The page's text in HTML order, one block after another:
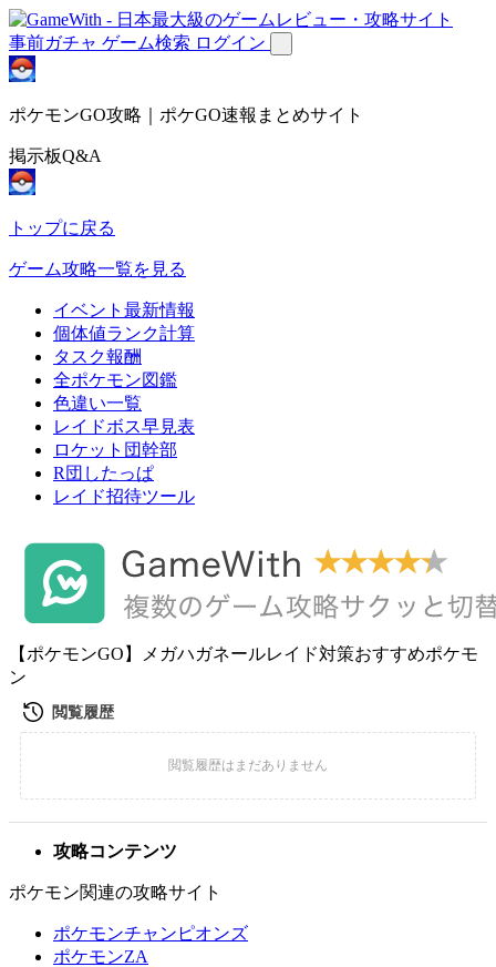
事前ガチャ ゲーム検索 ログイン
ポケモンGO攻略｜ポケGO速報まとめサイト
掲示板Q&A
トップに戻る
ゲーム攻略一覧を見る
イベント最新情報
個体値ランク計算
タスク報酬
全ポケモン図鑑
色違い一覧
レイドボス早見表
ロケット団幹部
R団したっぱ
レイド招待ツール
【ポケモンGO】メガハガネールレイド対策おすすめポケモ
ン
攻略コンテンツ
ポケモン関連の攻略サイト
ポケモンチャンピオンズ
ポケモンZA